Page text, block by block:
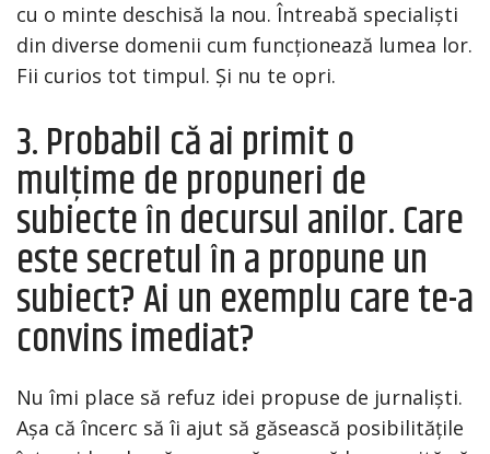
cu o minte deschisă la nou. Întreabă specialiști
din diverse domenii cum funcționează lumea lor.
Fii curios tot timpul. Și nu te opri.
3. Probabil că ai primit o
mulțime de propuneri de
subiecte în decursul anilor. Care
este secretul în a propune un
subiect? Ai un exemplu care te-a
convins imediat?
Nu îmi place să refuz idei propuse de jurnaliști.
Așa că încerc să îi ajut să găsească posibilitățile